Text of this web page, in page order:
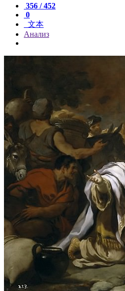
356 / 452
0
文本
Анализ